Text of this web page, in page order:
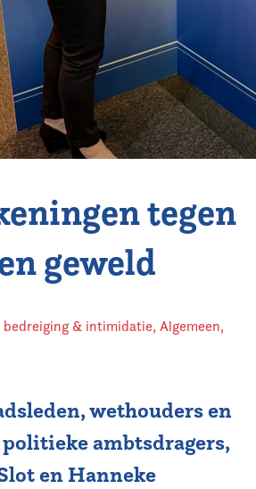
tegen
geweld
bedreiging & intimidatie,Algemeen,
wethouders en
ambtsdragers,
en Hanneke